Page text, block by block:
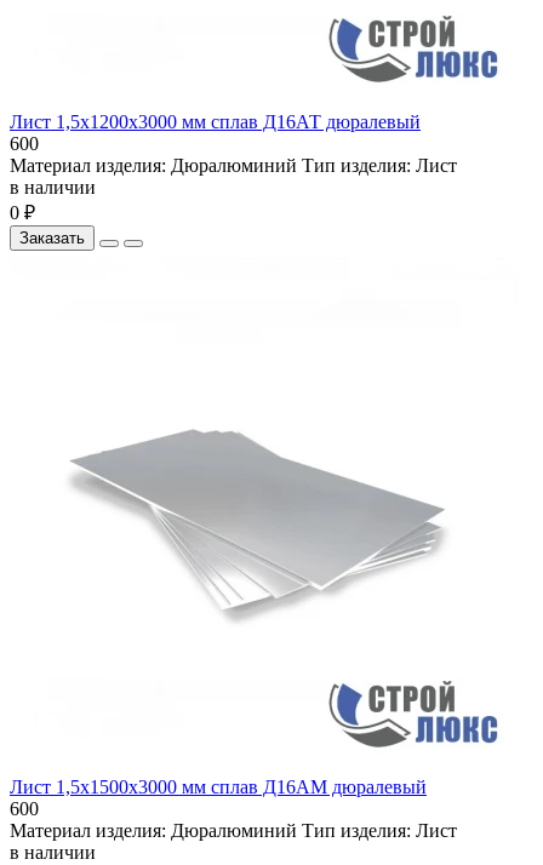
Лист 1,5х1200х3000 мм сплав Д16АТ дюралевый
600
Материал изделия: Дюралюминий Тип изделия: Лист
в наличии
0 ₽
Заказать
Лист 1,5х1500х3000 мм сплав Д16АМ дюралевый
600
Материал изделия: Дюралюминий Тип изделия: Лист
в наличии